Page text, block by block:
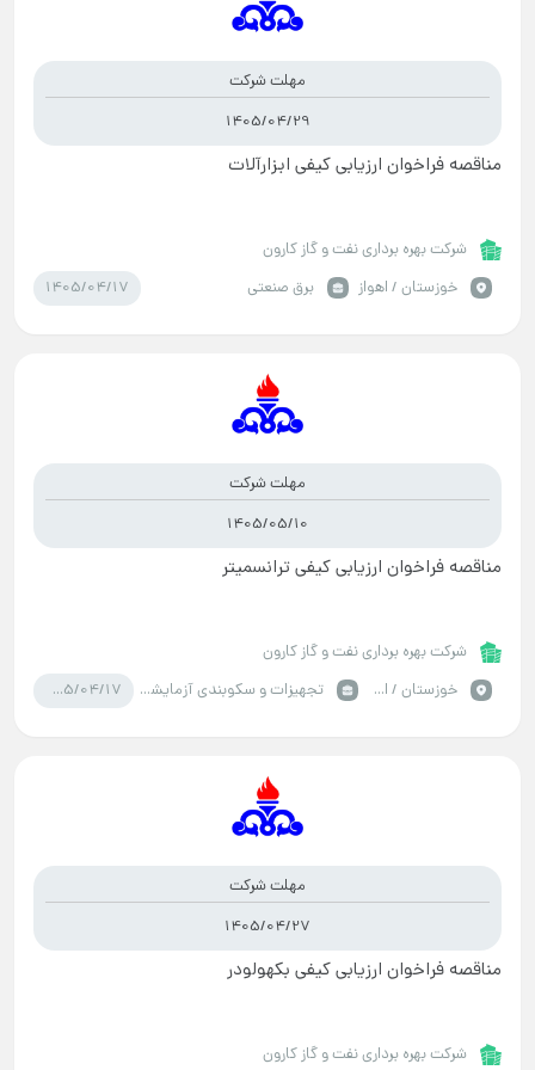
مهلت شرکت
1405/04/29
مناقصه فراخوان ارزیابی کیفی ابزارآلات
شرکت بهره برداری نفت و گاز کارون
خوزستان / اهواز
برق صنعتی 1405/04/17
مهلت شرکت
1405/05/10
مناقصه فراخوان ارزیابی کیفی ترانسمیتر
شرکت بهره برداری نفت و گاز کارون
خوزستان / اهواز
تجهیزات و سکوبندی آزمایشگاهی 1405/04/17
مهلت شرکت
1405/04/27
مناقصه فراخوان ارزیابی کیفی بکهولودر
شرکت بهره برداری نفت و گاز کارون